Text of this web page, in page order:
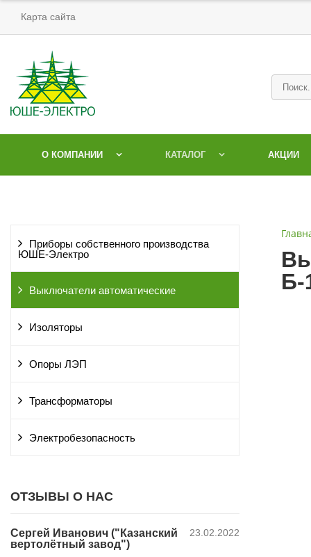
Карта сайта
О КОМПАНИИ КАТАЛОГ АКЦИИ
Приборы собственного производства
ЮШЕ-Электро
Выключатели автоматические
Изоляторы
Опоры ЛЭП
Трансформаторы
Электробезопасность
ОТЗЫВЫ О НАС
Сергей Иванович ("Казанский
вертолётный завод")
23.02.2022 Владимир
Б-